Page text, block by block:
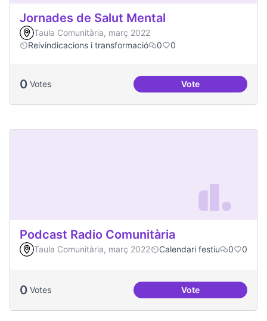
Jornades de Salut Mental
Taula Comunitària, març 2022
Reivindicacions i transformació
0 0
0 Votes VoteJornades de Salut
Podcast Radio Comunitària
Taula Comunitària, març 2022 Calendari festiu 0 0
0 Votes VotePodcast Radio